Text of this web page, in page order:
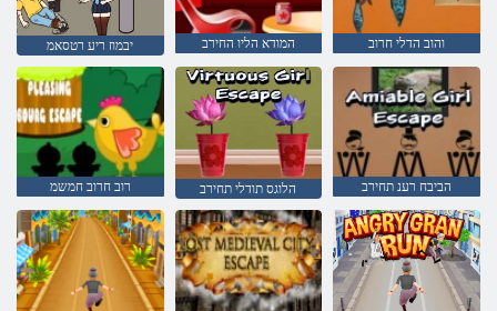
יבמוז ריע רטסאמ המודא הליו החירב והוב הדלי חרוב
רוב חרוב חמשמ הלוגס תודלי תחירב הביבח רענ תחירב